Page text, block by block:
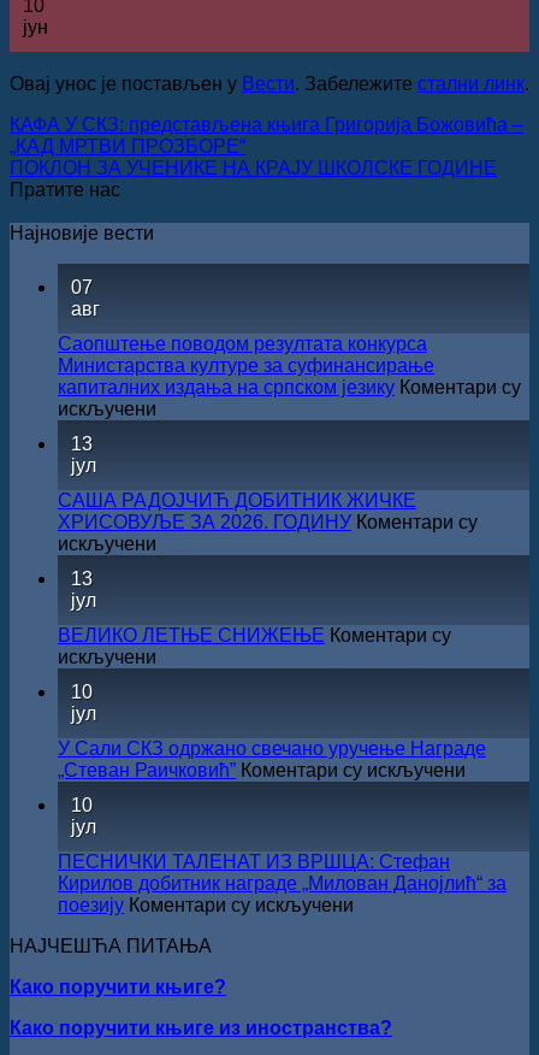
10
јун
Овај унос је постављен у Вести. Забележите стални линк.
КАФА У СКЗ: представљена књига Григорија Божовића –
„КАД МРТВИ ПРОЗБОРЕ“
ПОКЛОН ЗА УЧЕНИКЕ НА КРАЈУ ШКОЛСКЕ ГОДИНЕ
Пратите нас
Најновије вести
07
авг
Саопштење поводом резултата конкурса
Министарства културе за суфинансирање
капиталних издања на српском језику Коментари су
искључени
конкурса
Министарства
културе
за
издања
на
српском
13
јул
САША РАДОЈЧИЋ ДОБИТНИК ЖИЧКЕ
ХРИСОВУЉЕ ЗА 2026. ГОДИНУ Коментари су
искључени
ЖИЧКЕ
ХРИСОВУЉЕ
ЗА
13
јул
ВЕЛИКО ЛЕТЊЕ СНИЖЕЊЕ Коментари су
искључени
10
јул
У Сали СКЗ одржано свечано уручење Награде
„Стеван Раичковић” Коментари су искључени
свечано
10
јул
ПЕСНИЧКИ ТАЛЕНАТ ИЗ ВРШЦА: Стефан
Кирилов добитник награде „Милован Данојлић“ за
поезију Коментари су искључени
Кирилов
НАЈЧЕШЋА ПИТАЊА
Како поручити књиге?
Како поручити књиге из иностранства?